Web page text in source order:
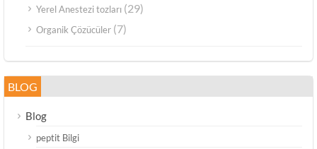
Yerel Anestezi tozları (29)
Organik Çözücüler (7)
BLOG
Blog
peptit Bilgi